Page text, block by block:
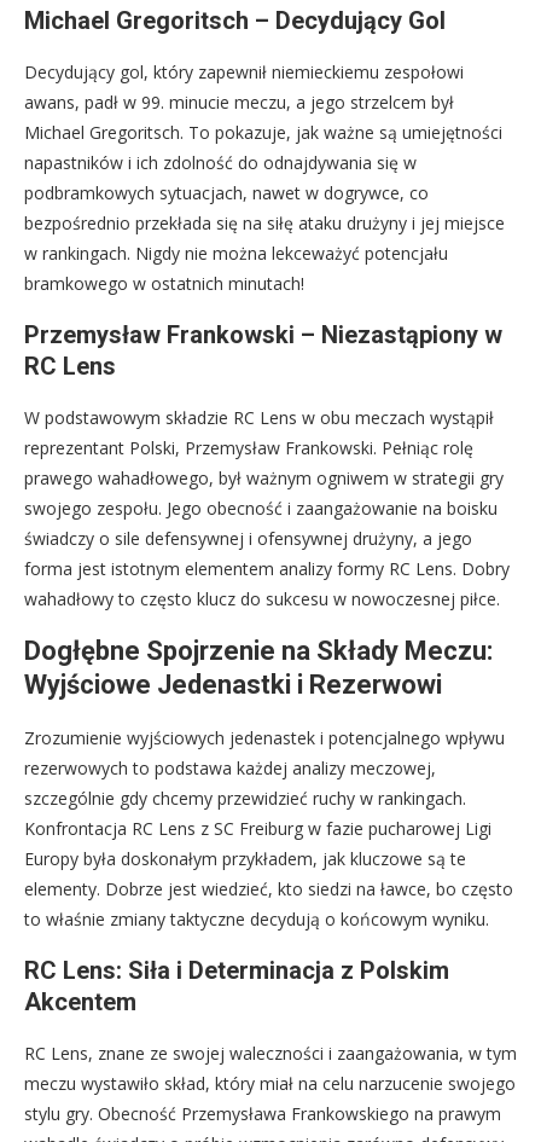
Michael Gregoritsch – Decydujący Gol
Decydujący gol, który zapewnił niemieckiemu zespołowi
awans, padł w 99. minucie meczu, a jego strzelcem był
Michael Gregoritsch. To pokazuje, jak ważne są umiejętności
napastników i ich zdolność do odnajdywania się w
podbramkowych sytuacjach, nawet w dogrywce, co
bezpośrednio przekłada się na siłę ataku drużyny i jej miejsce
w rankingach. Nigdy nie można lekceważyć potencjału
bramkowego w ostatnich minutach!
Przemysław Frankowski – Niezastąpiony w
RC Lens
W podstawowym składzie RC Lens w obu meczach wystąpił
reprezentant Polski, Przemysław Frankowski. Pełniąc rolę
prawego wahadłowego, był ważnym ogniwem w strategii gry
swojego zespołu. Jego obecność i zaangażowanie na boisku
świadczy o sile defensywnej i ofensywnej drużyny, a jego
forma jest istotnym elementem analizy formy RC Lens. Dobry
wahadłowy to często klucz do sukcesu w nowoczesnej piłce.
Dogłębne Spojrzenie na Składy Meczu:
Wyjściowe Jedenastki i Rezerwowi
Zrozumienie wyjściowych jedenastek i potencjalnego wpływu
rezerwowych to podstawa każdej analizy meczowej,
szczególnie gdy chcemy przewidzieć ruchy w rankingach.
Konfrontacja RC Lens z SC Freiburg w fazie pucharowej Ligi
Europy była doskonałym przykładem, jak kluczowe są te
elementy. Dobrze jest wiedzieć, kto siedzi na ławce, bo często
to właśnie zmiany taktyczne decydują o końcowym wyniku.
RC Lens: Siła i Determinacja z Polskim
Akcentem
RC Lens, znane ze swojej waleczności i zaangażowania, w tym
meczu wystawiło skład, który miał na celu narzucenie swojego
stylu gry. Obecność Przemysława Frankowskiego na prawym